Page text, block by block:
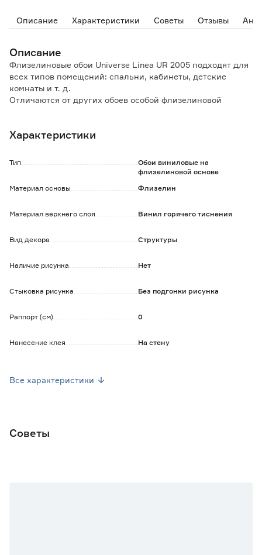
Описание Характеристики Советы Отзывы
Описание
Флизелиновые обои Universe Linea UR 2005 подходят для
всех типов помещений: спальни, кабинеты, детские
комнаты и т. д.
Отличаются от других обоев особой флизелиновой
- скрывают неровности стены;
- удобство в поклейке: клей наносится только на стену,
- срок службы более 3-х лет.
обоев.
Характеристики
Тип
Обои виниловые на
флизелиновой основе
Материал основы
Флизелин
Материал верхнего слоя Винил горячего тиснения
Вид декора Структуры
Наличие рисунка Нет
Стыковка рисунка Без подгонки рисунка
Раппорт (см) 0
Нанесение клея На стену
Все характеристики
Советы